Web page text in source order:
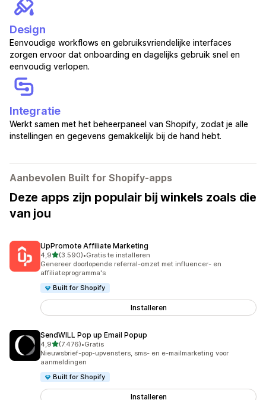
Design
Eenvoudige workflows en gebruiksvriendelijke interfaces
zorgen ervoor dat onboarding en dagelijks gebruik snel en
eenvoudig verlopen.
Integratie
Werkt samen met het beheerpaneel van Shopify, zodat je alle
instellingen en gegevens gemakkelijk bij de hand hebt.
Aanbevolen Built for Shopify-apps
Deze apps zijn populair bij winkels zoals die
van jou
UpPromote Affiliate Marketing
4,9van 5 sterren
(3.590)
3590 recensies in totaal
•Gratis te installeren
Genereer doorlopende referral-omzet met influencer- en
affiliateprogramma's
Built for Shopify
Installeren
SendWILL Pop up Email Popup
4,9van 5 sterren
(7.476)
7476 recensies in totaal
•Gratis
Nieuwsbrief-pop-upvensters, sms- en e-mailmarketing voor
aanmeldingen
Built for Shopify
Installeren